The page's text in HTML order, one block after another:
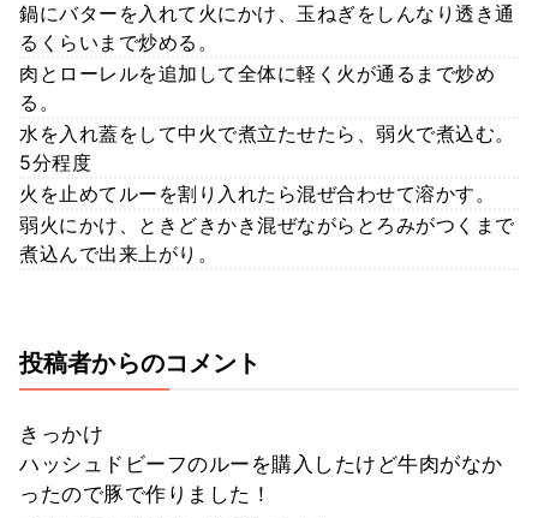
鍋にバターを入れて火にかけ、玉ねぎをしんなり透き通
るくらいまで炒める。
肉とローレルを追加して全体に軽く火が通るまで炒め
る。
水を入れ蓋をして中火で煮立たせたら、弱火で煮込む。
5分程度
火を止めてルーを割り入れたら混ぜ合わせて溶かす。
弱火にかけ、ときどきかき混ぜながらとろみがつくまで
煮込んで出来上がり。
投稿者からのコメント
きっかけ
ハッシュドビーフのルーを購入したけど牛肉がなか
ったので豚で作りました！